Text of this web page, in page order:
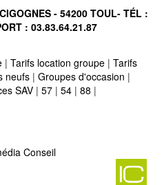
- 54200 TOUL- TÉL :
: 03.83.64.21.87
| Tarifs location groupe | Tarifs
neufs | Groupes d'occasion |
SAV | 57 | 54 | 88 |
sur vilosnes haraumont 55110
sur bantheville 55110
sur aulnois en perthois 55170
Conseil